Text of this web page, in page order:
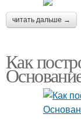
читать дальше →
Как